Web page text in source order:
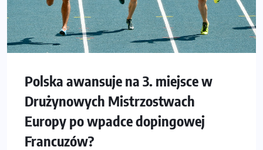
Polska awansuje na 3. miejsce w
Drużynowych Mistrzostwach
Europy po wpadce dopingowej
Francuzów?